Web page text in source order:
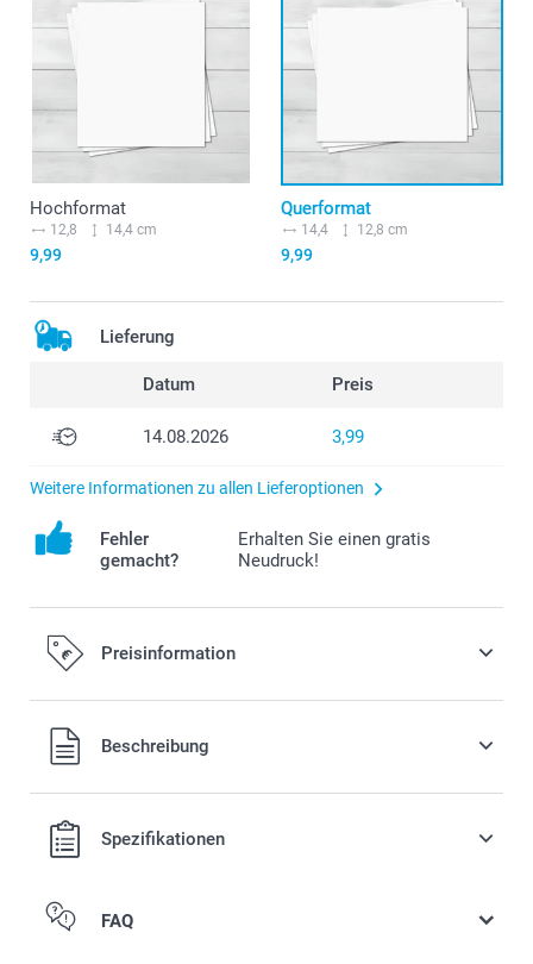
Hochformat
12,8 14,4 cm
9,99
Querformat
14,4 12,8 cm
9,99
Lieferung
Datum Preis
14.08.2026 3,99
Weitere Informationen zu allen Lieferoptionen
Fehler
gemacht?
Erhalten Sie einen gratis
Neudruck!
Preisinformation
Alle Preise verstehen sich in EURO (€) inkl. MwSt. und zzgl.
Versandkosten.Beschreibung
Spezifikationen
FAQ